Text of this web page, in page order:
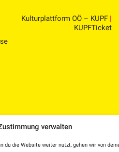
verwalten
du die Website weiter nutzt, gehen wir von
Kulturplattform OÖ – KUPF |
KUPFTicket